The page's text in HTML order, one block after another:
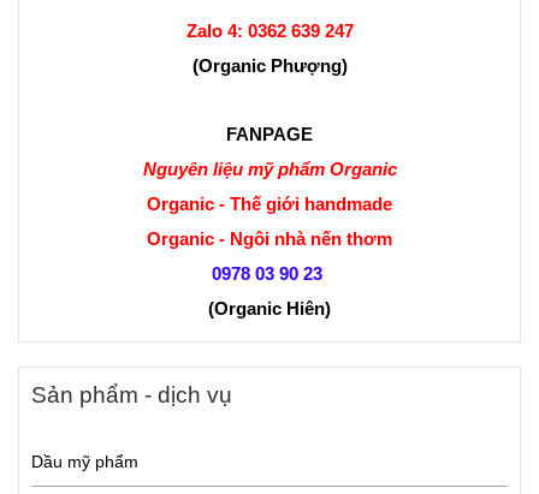
Zalo 4: 0362 639 247
(Organic Phượng)
FANPAGE
Nguyên liệu mỹ phẩm Organic
Organic - Thế giới handmade
Organic - Ngôi nhà nến thơm
0978 03 90 23
(Organic Hiên)
Sản phẩm - dịch vụ
Dầu mỹ phẩm